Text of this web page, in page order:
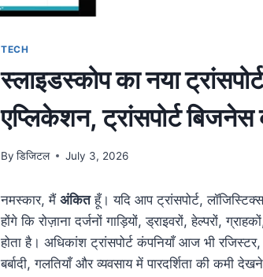
TECH
स्लाइडस्कोप का नया
एप्लिकेशन, ट्रांसपोर्ट बिजनेस
By डिजिटल July 3, 2026
नमस्कार, मैं अंकितहूँ। यदि आप ट्रांसपोर्ट,
होंगे कि रोज़ाना दर्जनों गाड़ियों, ड्राइवरों, हेल्परों,
होता है। अधिकांश ट्रांसपोर्ट कंपनियाँ आज भी
बर्बादी, गलतियाँ और व्यवसाय में पारदर्शिता की कमी